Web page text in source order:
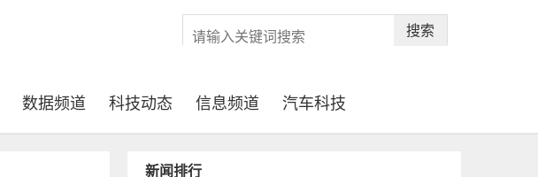
搜索
数据频道 科技动态 信息频道 汽车科技
新闻排行